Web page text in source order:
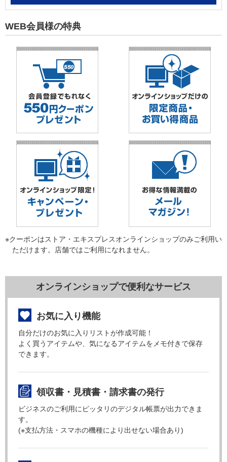
WEB会員様の特典
※クーポンはストア・エキスプレスオンラインショップのみご利用い
ただけます。店舗ではご利用になれません。
オンラインショップで便利なサービス
お気に入り機能
自分だけのお気に入りリストが作成可能！
よく買うアイテムや、気になるアイテムをメモ付きで保存
できます。
領収書・見積書・請求書の発行
ビジネスのご利用にピッタリのデジタル帳票が出力できま
す。
(※支払方法・スマホの機種により出せない場合あり)